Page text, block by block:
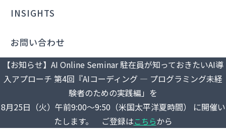
INSIGHTS
お問い合わせ
【お知らせ】AI Online Seminar 駐在員が知っておきたいAI導
入アプローチ 第4回『AIコーディング ― プログラミング未経
験者のための実践編」を
8月25日（火）午前9:00～9:50（米国太平洋夏時間） に開催い
たします。 ご登録はこちらから